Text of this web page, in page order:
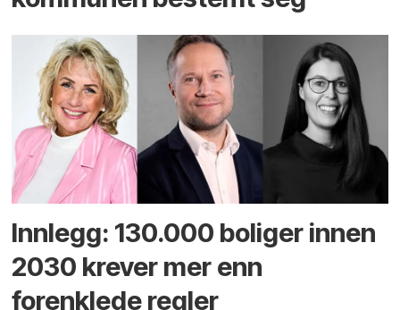
Innlegg: 130.000 boliger innen
2030 krever mer enn
forenklede regler